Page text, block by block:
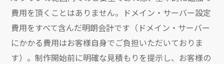
費用を頂くことはありません。ドメイン・サーバー設定
費用をすべて含んだ明朗会計です（ドメイン・サーバー
にかかる費用はお客様自身でご負担いただいておりま
す）。制作開始前に明確な見積もりを提示し、お客様の